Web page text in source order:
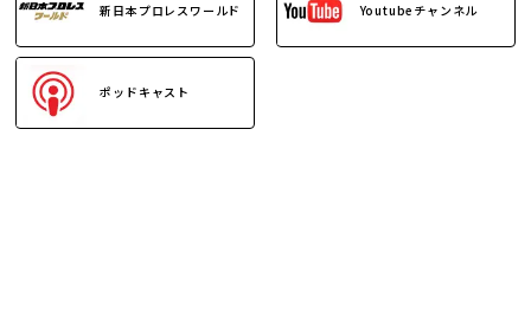
新日本プロレスワールド Youtubeチャンネル
ポッドキャスト